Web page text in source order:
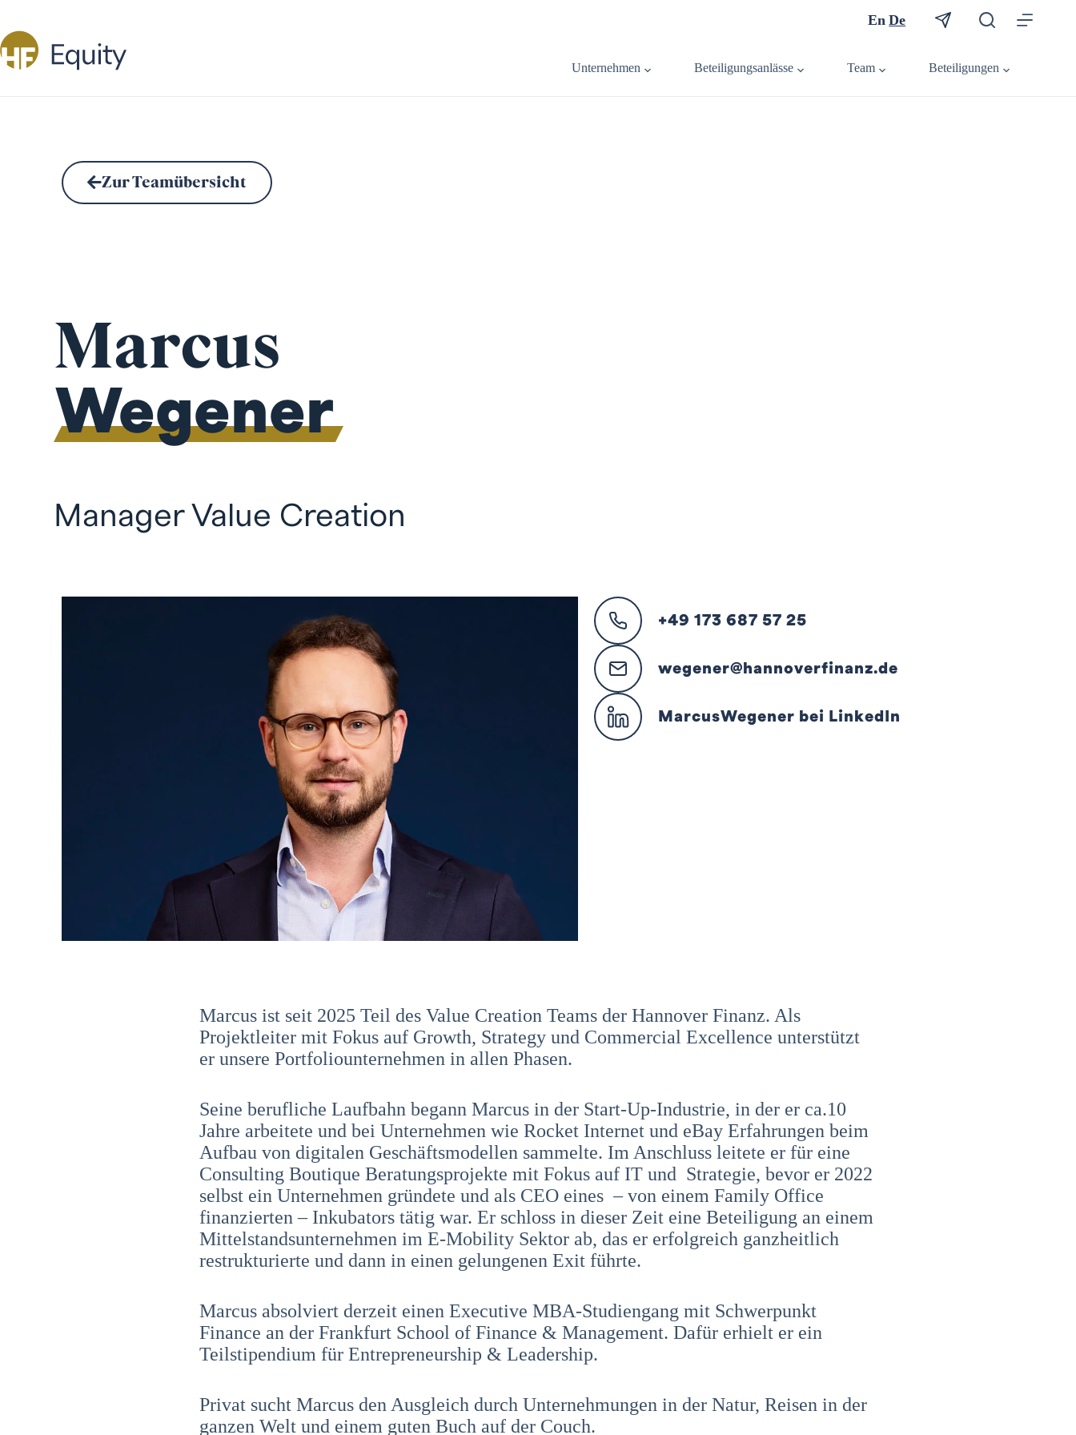
En De
Unternehmen Beteiligungsanlässe Team Beteiligungen
Zur Teamübersicht
Marcus
Wegener
Manager Value Creation
+49 173 687 57 25
wegener@hannoverfinanz.de
MarcusWegener bei LinkedIn
Marcus ist seit 2025 Teil des Value Creation Teams der Hannover Finanz. Als
Projektleiter mit Fokus auf Growth, Strategy und Commercial Excellence unterstützt
er unsere Portfoliounternehmen in allen Phasen.
Seine berufliche Laufbahn begann Marcus in der Start-Up-Industrie, in der er ca.10
Jahre arbeitete und bei Unternehmen wie Rocket Internet und eBay Erfahrungen beim
Aufbau von digitalen Geschäftsmodellen sammelte. Im Anschluss leitete er für eine
Consulting Boutique Beratungsprojekte mit Fokus auf IT und Strategie, bevor er 2022
selbst ein Unternehmen gründete und als CEO eines – von einem Family Office
finanzierten – Inkubators tätig war. Er schloss in dieser Zeit eine Beteiligung an einem
Mittelstandsunternehmen im E-Mobility Sektor ab, das er erfolgreich ganzheitlich
restrukturierte und dann in einen gelungenen Exit führte.
Marcus absolviert derzeit einen Executive MBA-Studiengang mit Schwerpunkt
Finance an der Frankfurt School of Finance & Management. Dafür erhielt er ein
Teilstipendium für Entrepreneurship & Leadership.
Privat sucht Marcus den Ausgleich durch Unternehmungen in der Natur, Reisen in der
ganzen Welt und einem guten Buch auf der Couch.